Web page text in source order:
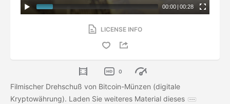
00:00 | 00:28
LICENSE INFO
0
Filmischer Drehschuß von Bitcoin-Münzen (digitale
Kryptowährung). Laden Sie weiteres Material dieses